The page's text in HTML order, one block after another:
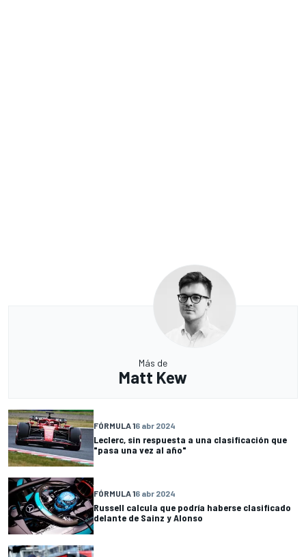
Más de
Matt Kew
FÓRMULA 16 abr 2024
Leclerc, sin respuesta a una clasificación que
"pasa una vez al año"
FÓRMULA 16 abr 2024
Russell calcula que podría haberse clasificado
delante de Sainz y Alonso